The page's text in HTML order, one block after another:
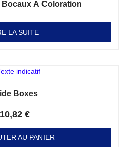
À Coloration
LA SUITE
Boxes
10,82 €
AU PANIER